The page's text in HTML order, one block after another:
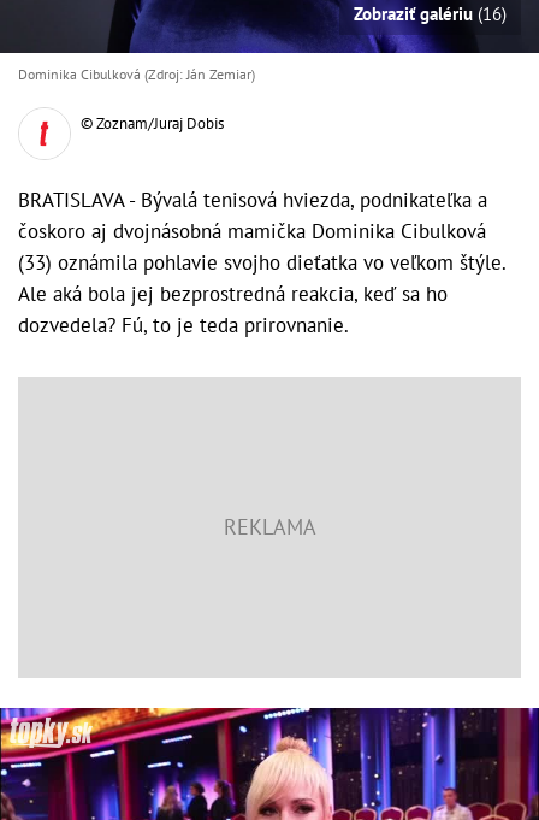
Zobraziť galériu (16)
Dominika Cibulková (Zdroj: Ján Zemiar)
© Zoznam/Juraj Dobis
BRATISLAVA - Bývalá tenisová hviezda, podnikateľka a
čoskoro aj dvojnásobná mamička Dominika Cibulková
(33) oznámila pohlavie svojho dieťatka vo veľkom štýle.
Ale aká bola jej bezprostredná reakcia, keď sa ho
dozvedela? Fú, to je teda prirovnanie.